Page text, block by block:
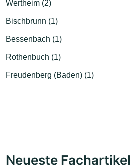
Wertheim (2)
Bischbrunn (1)
Bessenbach (1)
Rothenbuch (1)
Freudenberg (Baden) (1)
Neueste Fachartikel